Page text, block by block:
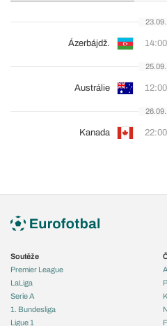
23.09.
Ázerbájdž. 14:00
25.09.
Austrálie 12:00
26.09.
Kanada 22:00
Soutěže
Premier League
LaLiga
Serie A
1. Bundesliga
Ligue 1